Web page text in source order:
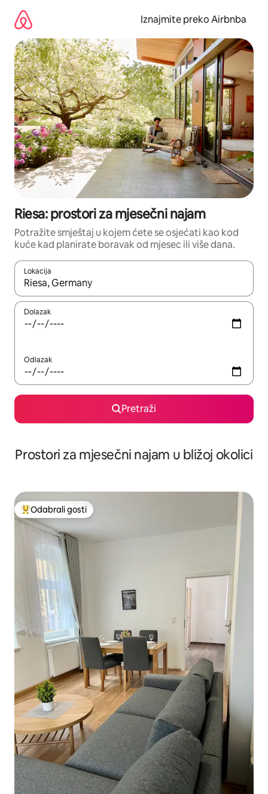
sadržaj
Iznajmite preko Airbnba
Riesa: prostori za mjesečni najam
Potražite smještaj u kojem ćete se osjećati kao kod
kuće kad planirate boravak od mjesec ili više dana.
Lokacija
Kada budu dostupni rezultati, moći ćete ih pregledati
Dolazak
Odlazak
Pretraži
Prostori za mjesečni najam u bližoj okolici
Među najviše rangiranima s oznakom „Odabrali gosti”
Odabrali gosti